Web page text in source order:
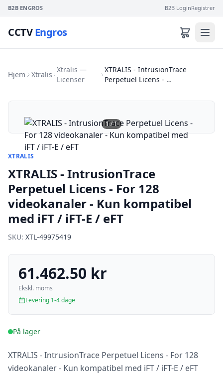
B2B ENGROS B2B LoginRegistrer
CCTVEngros
Hjem Xtralis
Xtralis —
Licenser
XTRALIS - IntrusionTrace
Perpetuel Licens - …
1/1
XTRALIS
XTRALIS - IntrusionTrace
Perpetuel Licens - For 128
videokanaler - Kun kompatibel
med iFT / iFT-E / eFT
SKU: XTL-49975419
61.462.50 kr
Ekskl. moms
Levering 1-4 dage
På lager
XTRALIS - IntrusionTrace Perpetuel Licens - For 128
videokanaler - Kun kompatibel med iFT / iFT-E / eFT